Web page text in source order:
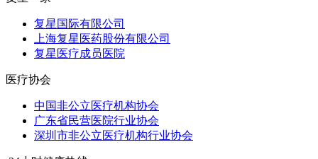
复星国际有限公司
上海复星医药股份有限公司
复星医疗成员医院
医疗协会
中国非公立医疗机构协会
广东省民营医院行业协会
深圳市非公立医疗机构行业协会